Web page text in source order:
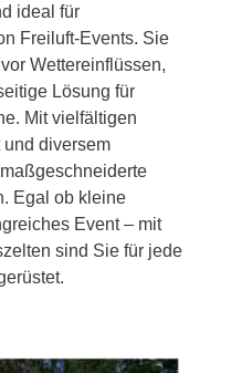
ideal für
Freiluft-Events. Sie
Wettereinflüssen,
Lösung für
Mit vielfältigen
diversem
Egal ob kleine
Event – mit
sind Sie für jede